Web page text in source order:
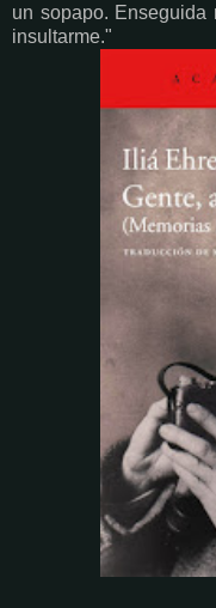
un sopapo.
insultarme."